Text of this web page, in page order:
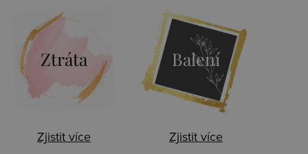
Ztráta
Zjistit více
Balení
Zjistit více